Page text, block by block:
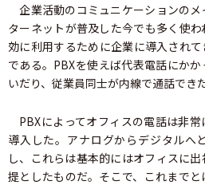
企業活動のコミュニケーションの
ターネットが普及した今でも多く使
効に利用するために企業に導入されて
である。PBXを使えば代表電話にか
いだり、従業員同士が内線で通話でき
PBXによってオフィスの電話は非
導入した。アナログからデジタルへ
し、これらは基本的にはオフィスに
提としたものだ。そこで、これまで